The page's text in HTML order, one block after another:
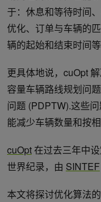
于：休息和等待时间
优化、订单与车辆的
辆的起始和结束时间等
更具体地说，cuOpt
容量车辆路线规划问
问题 (PDPTW).这些
能减少车辆数量和按
cuOpt在过去三年中
世界纪录，由 SINTEF
本文将探讨优化算法